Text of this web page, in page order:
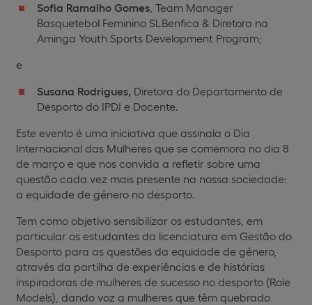
Sofia Ramalho Gomes , Team Manager
Basquetebol Feminino SLBenfica & Diretora na
Aminga Youth Sports Development Program;
e
Susana Rodrigues, Diretora do Departamento de
Desporto do IPDJ e Docente.
Este evento é uma iniciativa que assinala o Dia
Internacional das Mulheres que se comemora no dia 8
de março e que nos convida a refletir sobre uma
questão cada vez mais presente na nossa sociedade:
a equidade de género no desporto.
Tem como objetivo sensibilizar os estudantes, em
particular os estudantes da licenciatura em Gestão do
Desporto para as questões da equidade de género,
através da partilha de experiências e de histórias
inspiradoras de mulheres de sucesso no desporto (Role
Models), dando voz a mulheres que têm quebrado